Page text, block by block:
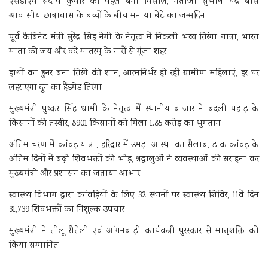
आवासीय छात्रावास के बच्चों के बीच मनाया बेटे का जन्मदिन
पूर्व कैबिनेट मंत्री सुरेंद्र सिंह नेगी के नेतृत्व में निकली भव्य तिरंगा यात्रा, भारत
माता की जय और वंदे मातरम् के नारों से गूंजा शहर
हाथों का हुनर बना तिरंगे की शान, आत्मनिर्भर हो रहीं ग्रामीण महिलाएं, हर घर
लहराएगा दून का हैंडमेड तिरंगा
मुख्यमंत्री पुष्कर सिंह धामी के नेतृत्व में स्थानीय बाजार ने बदली पहाड़ के
किसानों की तस्वीर, 8901 किसानों को मिला 1.85 करोड़ का भुगतान
अंतिम चरण में कांवड़ यात्रा, हरिद्वार में उमड़ा आस्था का सैलाब, डाक कांवड़ के
अंतिम दिनों में बढ़ी शिवभक्तों की भीड़, श्रद्धालुओं ने व्यवस्थाओं की सराहना कर
मुख्यमंत्री और प्रशासन का जताया आभार
स्वास्थ्य विभाग द्वारा कांवड़ियों के लिए 32 स्थानों पर स्वास्थ्य शिविर, 11वें दिन
31,739 शिवभक्तों का निशुल्क उपचार
मुख्यमंत्री ने तीलू रौतेली एवं आंगनबाड़ी कार्यकत्री पुरस्कार से मातृशक्ति को
किया सम्मानित